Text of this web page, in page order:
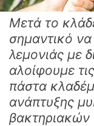
Μετά το
σημαντικό
λεμονιάς με
αλοίφουμε
πάστα
ανάπτυξης
βακτηριακών